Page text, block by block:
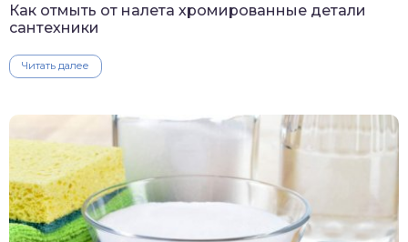
Как отмыть от налета хромированные детали
сантехники
Читать далее